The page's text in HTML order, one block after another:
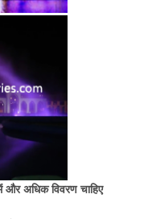
अधिक विवरण चाहिए